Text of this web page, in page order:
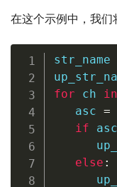
在这个示例中，我们
str_name
for ch in
   asc
=
if
else :